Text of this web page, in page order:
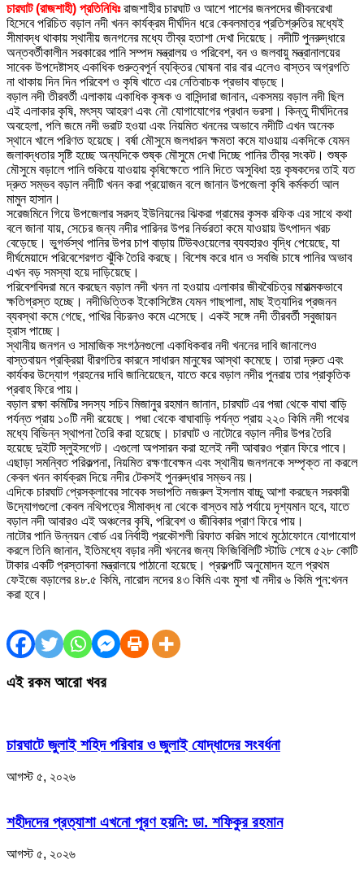
চারঘাট (রাজশাহী) প্রতিনিধিঃ রাজশাহীর চারঘাট ও আশে পাশের জনপদের জীবনরেখা
হিসেবে পরিচিত বড়াল নদী খনন কার্যক্রম দীর্ঘদিন ধরে কেবলমাত্র প্রতিশ্রুতির মধ্যেই
সীমাবদ্ধ থাকায় স্থানীয় জনগনের মধ্যে তীব্র হতাশা দেখা দিয়েছে। নদীটি পুনরুদ্ধারে
অন্তবর্তীকালীন সরকারের পানি সম্পদ মন্ত্রালয় ও পরিবেশ, বন ও জলবায়ু মন্ত্রানালয়ের
সাবেক উপদেষ্টাসহ একাধিক গুরুত্বপূর্ন ব্যক্তির ঘোষনা বার বার এলেও বাস্তব অগ্রগতি
না থাকায় দিন দিন পরিবেশ ও কৃষি খাতে এর নেতিবাচক প্রভাব বাড়ছে।
বড়াল নদী তীরবর্তী এলাকায় একাধিক কৃষক ও বাসিন্দারা জানান, একসময় বড়াল নদী ছিল
এই এলাকার কৃষি, মৎস্য আহরণ এবং নৌ যোগাযোগের প্রধান ভরসা। কিন্তু দীর্ঘদিনের
অবহেলা, পলি জমে নদী ভরাট হওয়া এবং নিয়মিত খননের অভাবে নদীটি এখন অনেক
স্থানে খালে পরিণত হয়েছে। বর্ষা মৌসুমে জলধারন ক্ষমতা কমে যাওয়ায় একদিকে যেমন
জলাবদ্ধতার সৃষ্টি হচ্ছে অন্যদিকে শুষ্ক মৌসুমে দেখা দিচ্ছে পানির তীব্র সংকট। শুষ্ক
মৌসুমে বড়ালে পানি শুকিয়ে যাওয়ায় কৃষিক্ষেতে পানি দিতে অসুবিধা হয় কৃষকদের তাই যত
দ্রুত সম্ভব বড়াল নদীটি খনন করা প্রয়োজন বলে জানান উপজেলা কৃষি কর্মকর্তা আল
মামুন হাসান।
সরেজমিনে গিয়ে উপজেলার সরদহ ইউনিয়নের ঝিকরা গ্রামের কৃসক রফিক এর সাথে কথা
বলে জানা যায়, সেচের জন্য নদীর পারিনর উপর নির্ভরতা কমে যাওয়ায় উৎপাদন খরচ
বেড়েছে। ভুগর্ভস্থ পানির উপর চাপ বাড়ায় টিউবওয়েলের ব্যবহারও বৃদ্ধি পেয়েছে, যা
দীর্ঘমেয়াদে পরিবেশেরগত ঝুঁকি তৈরি করছে। বিশেষ করে ধান ও সবজি চাষে পানির অভাব
এখন বড় সমস্যা হয়ে দাড়িয়েছে।
পরিবেশবিদরা মনে করছেন বড়াল নদী খনন না হওয়ায় এলাকার জীববৈচিত্র মারাত্মকভাবে
ক্ষতিগ্রস্ত হচ্ছে। নদীভিত্তিক ইকোসিষ্টেম যেমন গাছপালা, মাছ ইত্যাদির প্রজনন
ব্যবস্থা কমে গেছে, পাখির বিচরনও কমে এসেছে। একই সঙ্গে নদী তীরবর্তী সবুজায়ন
হ্রাস পাচ্ছে।
স্থানীয় জনগন ও সামাজিক সংগঠনগুলো একাধিকবার নদী খননের দাবি জানালেও
বাস্তবায়ন প্রক্রিয়া ধীরগতির কারনে সাধারন মানুষের আস্থা কমেছে। তারা দ্রুত এবং
কার্যকর উদ্যোগ গ্রহনের দাবি জানিয়েছেন, যাতে করে বড়াল নদীর পুনরায় তার প্রাকৃতিক
প্রবাহ ফিরে পায়।
বড়াল রক্ষা কমিটির সদস্য সচিব মিজানুর রহমান জানান, চারঘাট এর পদ্মা থেকে বাঘা বাড়ি
পর্যন্ত প্রায় ১০টি নদী রয়েছে। পদ্মা থেকে বাঘাবাড়ি পর্যন্ত প্রায় ২২০ কিমি নদী পথের
মধ্যে বিভিন্ন স্থাপনা তৈরি করা হয়েছে। চারঘাট ও নাটোরে বড়াল নদীর উপর তৈরি
হয়েছে দুইটি স্লুইসগেট। এগুলো অপসারন করা হলেই নদী আবারও প্রান ফিরে পাবে।
এছাড়া সমন্বিত পরিকল্পনা, নিয়মিত রক্ষণাবেক্ষন এবং স্থানীয় জনগনকে সম্পৃক্ত না করলে
কেবল খনন কার্যক্রম দিয়ে নদীর টেকসই পুনরুদ্ধার সম্ভব নয়।
এদিকে চারঘাট প্রেসক্লাবের সাবেক সভাপতি নজরুল ইসলাম বাচ্চু আশা করছেন সরকারী
উদ্যোগগুলো কেবল নথিপত্রে সীমাবদ্ধ না থেকে বাস্তব মাঠ পর্যায়ে দৃশ্যমান হবে, যাতে
বড়াল নদী আবারও এই অঞ্চলের কৃষি, পরিবেশ ও জীবিকার প্রাণ ফিরে পায়।
নাটোর পানি উন্নয়ন বোর্ড এর নির্বাহী প্রকৌশলী রিফাত করিম সাথে মুঠোফোনে যোগাযোগ
করলে তিনি জানান, ইতিমধ্যে বড়ার নদী খননের জন্য ফিজিবিলিটি স্টাডি শেষে ৫২৮ কোটি
টাকার একটি প্রস্তাবনা মন্ত্রালয়ে পাঠানো হয়েছে। প্রকল্পটি অনুমোদন হলে প্রথম
ফেইজে বড়ালের ৪৮.৫ কিমি, নারোদ নদের ৪৩ কিমি এবং মুসা খা নদীর ৬ কিমি পুন:খনন
করা হবে।
এই রকম আরো খবর
চারঘাটে জুলাই শহিদ পরিবার ও জুলাই যোদ্ধাদের সংবর্ধনা
আগস্ট ৫, ২০২৬
শহীদদের প্রত্যাশা এখনো পূরণ হয়নি: ডা. শফিকুর রহমান
আগস্ট ৫, ২০২৬